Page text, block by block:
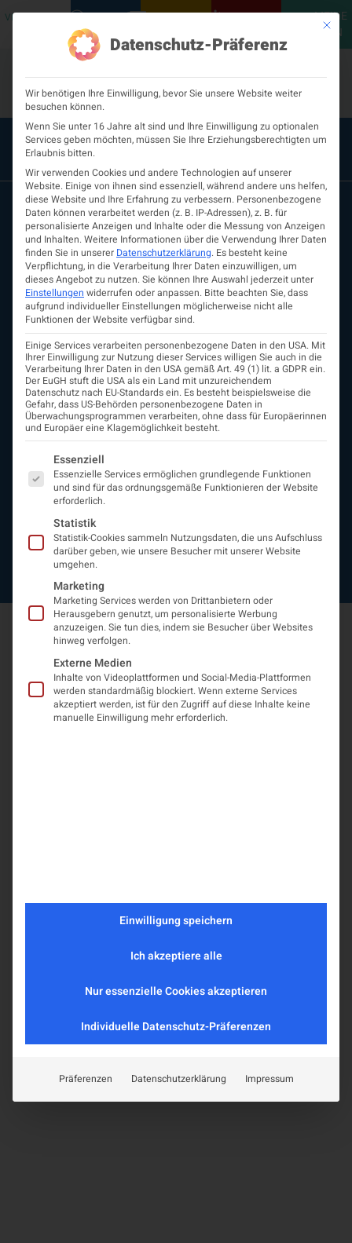
VERANSTALTUNGENPODCASTS NEUROLOGISCH KONTAKT
MEINE
ÖGN
ÖGN
Über uns
Vorstand
Beirat
Arbeitsgemeinschaften
assoziierte Gesellschaften
EAN
Fördermitglieder
Neurologiereport
Mitgliedschaft
Statuten
Protokolle
Kontakt
Impressum
Datenschutzerklärung
Mit
Datenschutz-Präferenz
Wir benötigen Ihre Einwilligung, bevor Sie unsere Website weiter
besuchen können.
Wenn Sie unter 16 Jahre alt sind und Ihre Einwilligung zu optionalen
Services geben möchten, müssen Sie Ihre Erziehungsberechtigten um
Erlaubnis bitten.
Wir verwenden Cookies und andere Technologien auf unserer
Website. Einige von ihnen sind essenziell, während andere uns helfen,
diese Website und Ihre Erfahrung zu verbessern. Personenbezogene
Daten können verarbeitet werden (z. B. IP-Adressen), z. B. für
personalisierte Anzeigen und Inhalte oder die Messung von Anzeigen
und Inhalten.Weitere Informationen über die Verwendung Ihrer Daten
finden Sie in unserer Datenschutzerklärung. Es besteht keine
Verpflichtung, in die Verarbeitung Ihrer Daten einzuwilligen, um
dieses Angebot zu nutzen.Sie können Ihre Auswahl jederzeit unter
Einstellungen widerrufen oder anpassen. Bitte beachten Sie, dass
aufgrund individueller Einstellungen möglicherweise nicht alle
Funktionen der Website verfügbar sind.
Einige Services verarbeiten personenbezogene Daten in den USA. Mit
Ihrer Einwilligung zur Nutzung dieser Services willigen Sie auch in die
Verarbeitung Ihrer Daten in den USA gemäß Art. 49 (1) lit. a GDPR ein.
Der EuGH stuft die USA als ein Land mit unzureichendem
Datenschutz nach EU-Standards ein. Es besteht beispielsweise die
Gefahr, dass US-Behörden personenbezogene Daten in
Überwachungsprogrammen verarbeiten, ohne dass für Europäerinnen
und Europäer eine Klagemöglichkeit besteht.
Es folgt eine Liste der Service-Gruppen, für die eine
Essenziell
Essenzielle Services ermöglichen grundlegende Funktionen
und sind für das ordnungsgemäße Funktionieren der Website
erforderlich.
Statistik
Statistik-Cookies sammeln Nutzungsdaten, die uns Aufschluss
darüber geben, wie unsere Besucher mit unserer Website
umgehen.
Marketing
Marketing Services werden von Drittanbietern oder
Herausgebern genutzt, um personalisierte Werbung
anzuzeigen. Sie tun dies, indem sie Besucher über Websites
hinweg verfolgen.
Externe Medien
Inhalte von Videoplattformen und Social-Media-Plattformen
werden standardmäßig blockiert. Wenn externe Services
akzeptiert werden, ist für den Zugriff auf diese Inhalte keine
manuelle Einwilligung mehr erforderlich.
Einwilligung speichern
Ich akzeptiere alle
Nur essenzielle Cookies akzeptieren
Individuelle Datenschutz-Präferenzen
Präferenzen Datenschutzerklärung Impressum